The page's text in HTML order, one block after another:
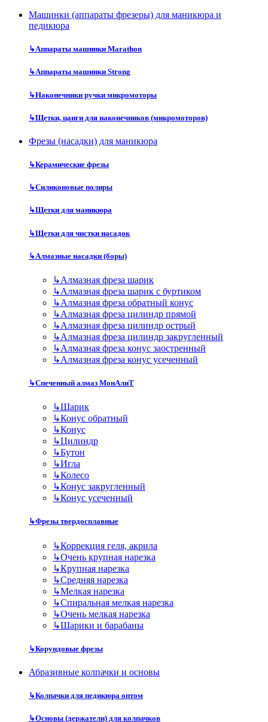
Машинки (аппараты фрезеры) для маникюра и
педикюра
↳Аппараты машинки Marathon
↳Аппараты машинки Strong
↳Наконечники ручки микромоторы
↳Щетки, цанги для наконечников (микромоторов)
Фрезы (насадки) для маникюра
↳Керамические фрезы
↳Силиконовые полиры
↳Щетки для маникюра
↳Щетки для чистки насадок
↳Алмазные насадки (боры)
↳Алмазная фреза шарик
↳Алмазная фреза шарик с буртиком
↳Алмазная фреза обратный конус
↳Алмазная фреза цилиндр прямой
↳Алмазная фреза цилиндр острый
↳Алмазная фреза цилиндр закругленный
↳Алмазная фреза конус заостренный
↳Алмазная фреза конус усеченный
↳Спеченный алмаз МонАлиТ
↳Шарик
↳Конус обратный
↳Конус
↳Цилиндр
↳Бутон
↳Игла
↳Колесо
↳Конус закругленный
↳Конус усеченный
↳Фрезы твердосплавные
↳Коррекция геля, акрила
↳Очень крупная нарезка
↳Крупная нарезка
↳Средняя нарезка
↳Мелкая нарезка
↳Спиральная мелкая нарезка
↳Очень мелкая нарезка
↳Шарики и барабаны
↳Корундовые фрезы
Абразивные колпачки и основы
↳Колпачки для педикюра оптом
↳Основы (держатели) для колпачков